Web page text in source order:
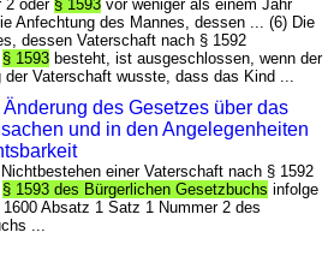
2 oder § 1593 vor weniger als einem Jahr
Anfechtung des Mannes, dessen ... (6) Die
dessen Vaterschaft nach § 1592
§ 1593 besteht, ist ausgeschlossen, wenn der
der Vaterschaft wusste, dass das Kind ...
des Gesetzes über das
und in den Angelegenheiten
einer Vaterschaft nach § 1592
§ 1593 des Bürgerlichen Gesetzbuchs infolge
Absatz 1 Satz 1 Nummer 2 des
...